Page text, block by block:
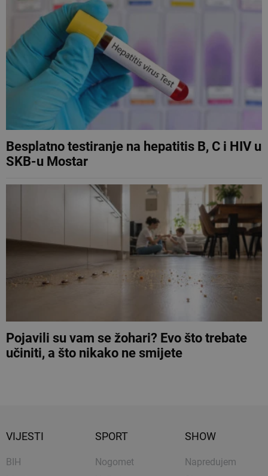
Besplatno testiranje na hepatitis B, C i HIV u
SKB-u Mostar
Pojavili su vam se žohari? Evo što trebate
učiniti, a što nikako ne smijete
VIJESTI
BIH
SPORT
Nogomet
SHOW
Napredujem